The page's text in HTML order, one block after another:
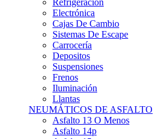
Cajas De Cambio
Sistemas De Escape
Carrocería
Depositos
Suspensiones
Frenos
Iluminación
Llantas
NEUMÁTICOS DE ASFALTO
Asfalto 13 O Menos
Asfalto 14p
Asfalto 15p